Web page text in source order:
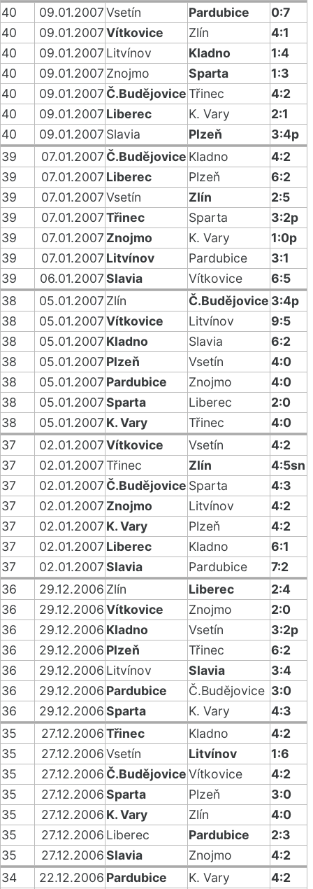
40 09.01.2007Vsetín Pardubice
0:7
40
09.01.2007Vítkovice Zlín
4:1
40
09.01.2007 Litvínov Kladno
1:4
40
09.01.2007 Znojmo Sparta
1:3
40
09.01.2007 Č.BudějoviceTřinec
4:2
40
09.01.2007 Liberec K. Vary
2:1
40
09.01.2007 Slavia Plzeň
3:4p
39
07.01.2007 Č.Budějovice Kladno
4:2
39
07.01.2007 Liberec Plzeň
6:2
39
07.01.2007Vsetín Zlín
2:5
39
07.01.2007Třinec Sparta
3:2p
39
07.01.2007 Znojmo K. Vary
1:0p
39
07.01.2007 Litvínov Pardubice
3:1
39
06.01.2007Slavia Vítkovice
6:5
38
05.01.2007 Zlín Č.Budějovice 3:4p
38
05.01.2007Vítkovice Litvínov
9:5
38
05.01.2007 Kladno Slavia
6:2
38
05.01.2007 Plzeň Vsetín
4:0
38
05.01.2007 Pardubice Znojmo
4:0
38
05.01.2007Sparta Liberec
2:0
38
05.01.2007 K. Vary Třinec
4:0
37
02.01.2007Vítkovice Vsetín
4:2
37
02.01.2007Třinec Zlín
4:5sn
37
02.01.2007 Č.Budějovice Sparta
4:3
37
02.01.2007 Znojmo Litvínov
4:2
37
02.01.2007 K. Vary Plzeň
4:2
37
02.01.2007 Liberec Kladno
6:1
37
02.01.2007Slavia Pardubice
7:2
36
29.12.2006 Zlín Liberec
2:4
36
29.12.2006Vítkovice Znojmo
2:0
36
29.12.2006 Kladno Vsetín
3:2p
36
29.12.2006 Plzeň Třinec
6:2
36
29.12.2006 Litvínov Slavia
3:4
36
29.12.2006 Pardubice Č.Budějovice 3:0
36
29.12.2006Sparta K. Vary
4:3
35
27.12.2006Třinec Kladno
4:2
35
27.12.2006Vsetín Litvínov
1:6
35
27.12.2006 Č.BudějoviceVítkovice
4:2
35
27.12.2006Sparta Plzeň
3:0
35
27.12.2006 K. Vary Zlín
4:0
35
27.12.2006 Liberec Pardubice
2:3
35
27.12.2006Slavia Znojmo
4:2
34
22.12.2006 Pardubice K. Vary
4:2